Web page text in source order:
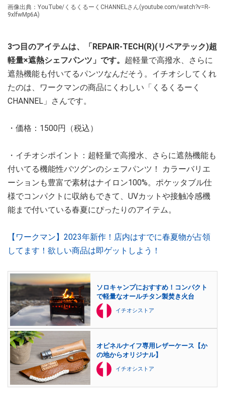
画像出典：YouTube/くるくるーくCHANNELさん(youtube.com/watch?v=R-
9xlfwMp6A)
3つ目のアイテムは、「REPAIR-TECH(R)(リペアテック)超
軽量×遮熱シェフパンツ」です。 超軽量で高撥水、さらに
遮熱機能も付いてるパンツなんだそう。イチオシしてくれ
たのは、ワークマンの商品にくわしい「くるくるーく
CHANNEL」さんです。
・価格：1500円（税込）
・イチオシポイント：超軽量で高撥水、さらに遮熱機能も
付いてる機能性バツグンのシェフパンツ！ カラーバリエ
ーションも豊富で素材はナイロン100%。ポケッタブル仕
様でコンパクトに収納もできて、UVカットや接触冷感機
能まで付いている春夏にぴったりのアイテム。
【ワークマン】2023年新作！店内はすでに春夏物が占領
してます！欲しい商品は即ゲットしよう！
ソロキャンプにおすすめ！コンパクト
で軽量なオールチタン製焚き火台
イチオシストア
オピネルナイフ専用レザーケース【か
の地からオリジナル】
イチオシストア